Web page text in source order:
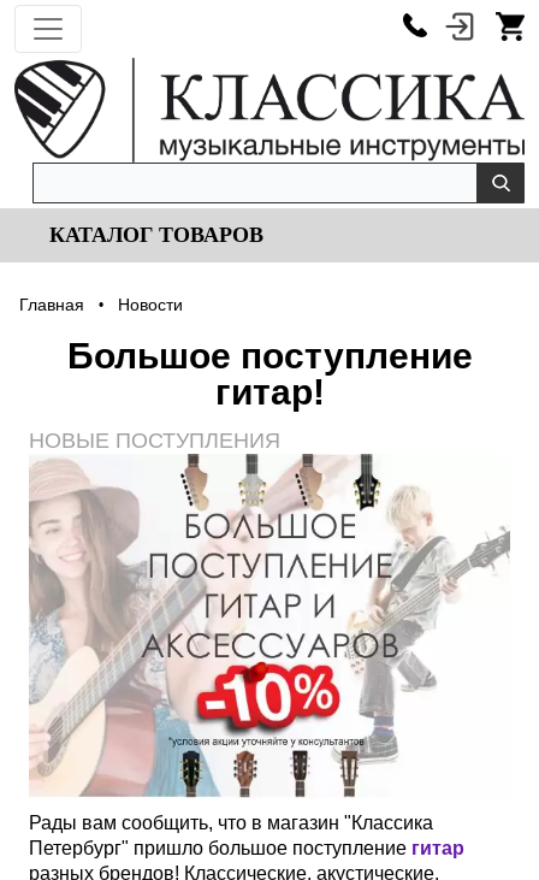
КАТАЛОГ ТОВАРОВ
Главная • Новости
Большое поступление
гитар!
НОВЫЕ ПОСТУПЛЕНИЯ
Рады вам сообщить, что в магазин "Классика
Петербург" пришло большое поступление гитар
разных брендов! Классические, акустические,